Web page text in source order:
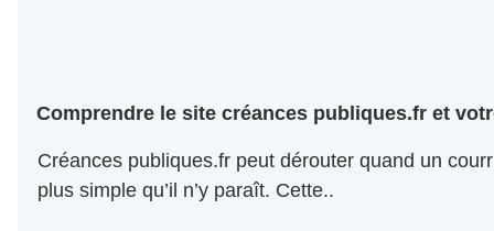
Comprendre le site créances publiques.fr et
Créances publiques.fr peut dérouter quand un
plus simple qu’il n’y paraît. Cette..